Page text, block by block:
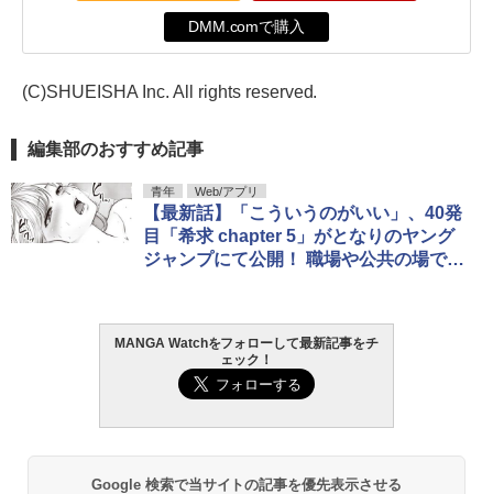
DMM.comで購入
(C)SHUEISHA Inc. All rights reserved.
編集部のおすすめ記事
青年 Web/アプリ
【最新話】「こういうのがいい」、40発
目「希求 chapter 5」がとなりのヤング
ジャンプにて公開！ 職場や公共の場での
MANGA Watchをフォローして最新記事をチ
ェック！
Google 検索で当サイトの記事を優先表示させる